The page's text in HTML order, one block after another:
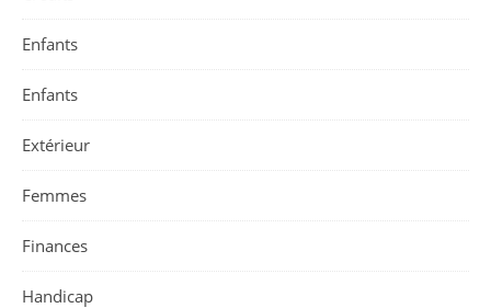
Enfants
Enfants
Extérieur
Femmes
Finances
Handicap